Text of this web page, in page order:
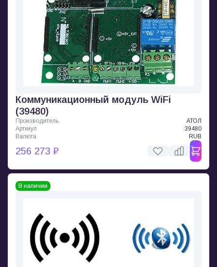
Коммуникационный модуль WiFi
(39480)
Производитель
АТОЛ
Артикул
39480
Валюта
RUB
256 273 ₽
В наличии